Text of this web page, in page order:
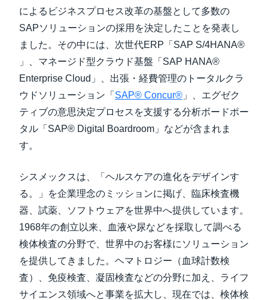
によるビジネスプロセス改革の基盤として多数の
SAPソリューションの採用を決定したことを発表し
ました。その中には、次世代ERP「SAP S/4HANA®
」、マネージド型クラウド基盤「SAP HANA®
Enterprise Cloud」、出張・経費管理のトータルクラ
ウドソリューション「 SAP® Concur® 」、エグゼク
ティブの意思決定プロセスを支援する分析ボードポー
タル「SAP® Digital Boardroom」などが含まれま
す。
シスメックスは、「ヘルスケアの進化をデザインす
る。」を企業理念のミッションに掲げ、臨床検査機
器、試薬、ソフトウェアを世界中へ提供しています。
1968年の創立以来、血液や尿などを採取して調べる
検体検査の分野で、世界中のお客様にソリューション
を提供してきました。ヘマトロジー（血球計数検
査）、免疫検査、凝固検査などの分野に加え、ライフ
サイエンス領域へと事業を拡大し、現在では、検体検